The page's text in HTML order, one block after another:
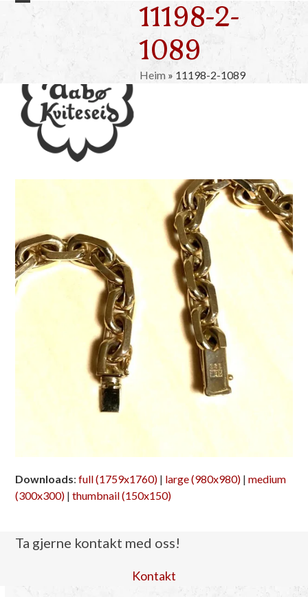
Skip
Open
menu
Close
menu
11198-2-
1089
Heim» 11198-2-1089
Downloads:full (1759x1760) | large (980x980) |medium
(300x300) |thumbnail (150x150)
Ta gjerne kontakt med oss!
Kontakt